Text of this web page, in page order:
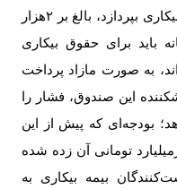
مبلغ ۱۰‌میلیون تومان به عنوان بیمه بیکاری بپردازد، بالغ بر ۲هزار
باید برای حقوق بیکاری
به صورت مازاد پرداخت
این صندوق، فشار را
بودجه‌ای که پیش از این
تومانی آن زده شده
بیمه بیکاری به